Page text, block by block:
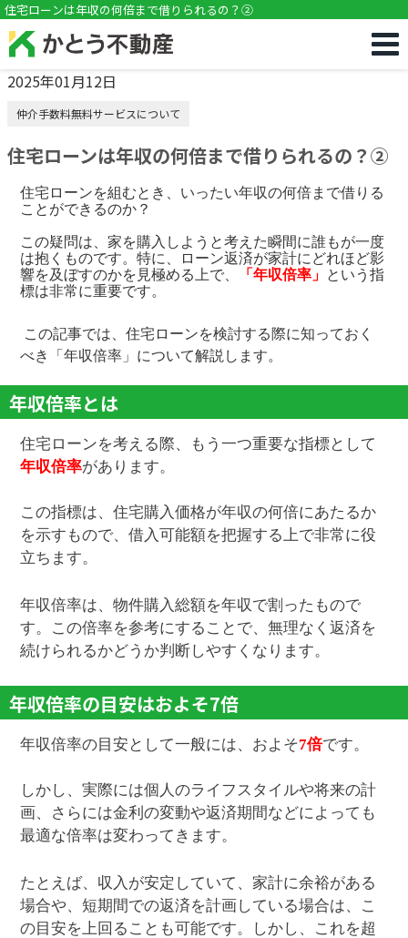
!DOCTYPE html>
住宅ローンは年収の何倍まで借りられるの？②
2025年01月12日
仲介手数料無料サービスについて
住宅ローンは年収の何倍まで借りられるの？②
住宅ローンを組むとき、いったい年収の何倍まで借りる
ことができるのか？
この疑問は、家を購入しようと考えた瞬間に誰もが一度
は抱くものです。特に、ローン返済が家計にどれほど影
響を及ぼすのかを見極める上で、
「年収倍率」 という指
標は非常に重要です。
この記事では、住宅ローンを検討する際に知っておく
べき「年収倍率」について解説します。
年収倍率とは
住宅ローンを考える際、もう一つ重要な指標として
年収倍率があります。
この指標は、住宅購入価格が年収の何倍にあたるか
を示すもので、借入可能額を把握する上で非常に役
立ちます。
年収倍率は、物件購入総額を年収で割ったもので
す。この倍率を参考にすることで、無理なく返済を
続けられるかどうか判断しやすくなります。
年収倍率の目安はおよそ7倍
年収倍率の目安として一般には、およそ7倍です。
しかし、実際には個人のライフスタイルや将来の計
画、さらには金利の変動や返済期間などによっても
最適な倍率は変わってきます。
たとえば、収入が安定していて、家計に余裕がある
場合や、短期間での返済を計画している場合は、こ
の目安を上回ることも可能です。しかし、これを超